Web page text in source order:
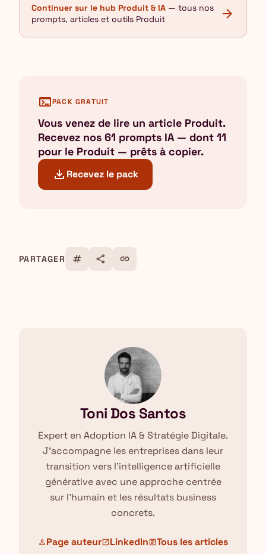
Continuer sur le hub Produit & IA — tous nos
prompts, articles et outils Produit
arrow_forward
terminalPACK GRATUIT
Vous venez de lire un article Produit.
Recevez nos 61 prompts IA — dont 11
pour le Produit — prêts à copier.
download Recevez le pack
PARTAGER tag share link
Toni Dos Santos
Expert en Adoption IA & Stratégie Digitale.
J'accompagne les entreprises dans leur
transition vers l'intelligence artificielle
générative avec une approche centrée
sur l'humain et les résultats business
concrets.
personPage auteuropen_in_newLinkedInarticleTous les articles